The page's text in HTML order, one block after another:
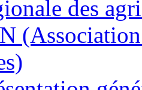
des